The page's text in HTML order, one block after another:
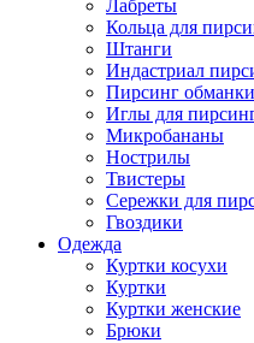
Лабреты
Кольца для
Штанги
Индастриал
Пирсинг обманки
Иглы для
Микробананы
Нострилы
Твистеры
Сережки для
Гвоздики
Одежда
Куртки косухи
Куртки
Куртки женские
Брюки